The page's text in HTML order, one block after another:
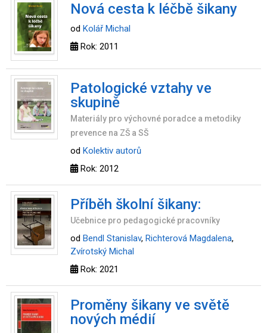
Nová cesta k léčbě šikany
od Kolář Michal
Rok: 2011
Patologické vztahy ve
skupině
Materiály pro výchovné poradce a metodiky
prevence na ZŠ a SŠ
od Kolektiv autorů
Rok: 2012
Příběh školní šikany:
Učebnice pro pedagogické pracovníky
od Bendl Stanislav, Richterová Magdalena,
Zvírotský Michal
Rok: 2021
Proměny šikany ve světě
nových médií